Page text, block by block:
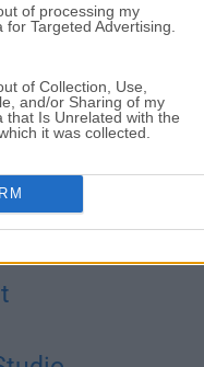
of processing my
for Targeted Advertising.
of Collection, Use,
and/or Sharing of my
that Is Unrelated with the
it was collected.
Similar